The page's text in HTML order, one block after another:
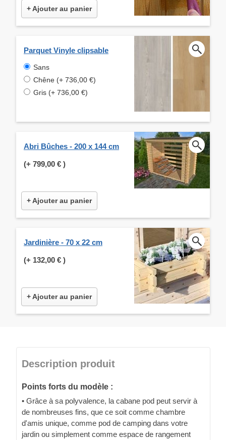
+ Ajouter au panier
Parquet Vinyle clipsable
Sans
Chêne (+ 736,00 €)
Gris (+ 736,00 €)
Abri Bûches - 200 x 144 cm
(+ 799,00 € )
+ Ajouter au panier
Jardinière - 70 x 22 cm
(+ 132,00 € )
+ Ajouter au panier
Description produit
Points forts du modèle :
• Grâce à sa polyvalence, la cabane pod peut servir à
de nombreuses fins, que ce soit comme chambre
d'amis unique, comme pod de camping dans votre
jardin ou simplement comme espace de rangement